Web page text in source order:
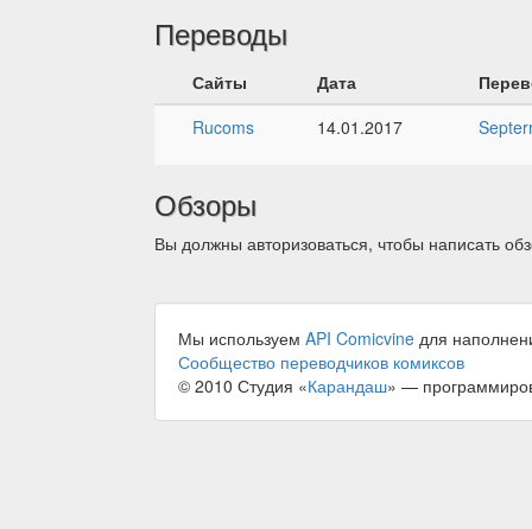
Переводы
Сайты Дата
Rucoms
14.01.2017
Обзоры
Вы должны авторизоваться, чтобы написать
Мы используем API Comicvine для
Сообщество переводчиков комиксов
© 2010 Студия «Карандаш» —